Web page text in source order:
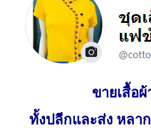
ขายเสื้อผ้
ทั้งปลีกและส่ง หลา